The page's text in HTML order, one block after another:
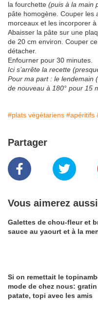
la fourchette (puis à la main
pâte homogène. Couper les
morceaux et les incorporer à
Abaisser la pâte sur une
de 20 cm environ. Couper
détacher.
Enfourner pour 30 minutes.
Ici s’arrête la recette
Pour ma part : le lendemain
de nouveau à 180° pour 15
#plats végétariens #apéritifs
Partager
Vous aimerez aussi
Galettes de chou-fleur et
sauce au yaourt et à la
Si on remettait le
mode de chez nous:
patate, topi avec les amis